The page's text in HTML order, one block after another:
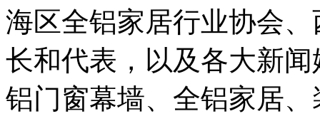
海区全铝家居行业协会
长和代表，以及各大新
铝门窗幕墙、全铝家居